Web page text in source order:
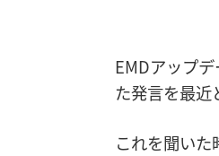
EMDアップ
た発言を最近
これを聞い